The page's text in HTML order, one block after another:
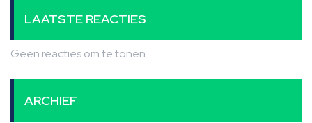
LAATSTE REACTIES
Geen reacties om te tonen.
ARCHIEF